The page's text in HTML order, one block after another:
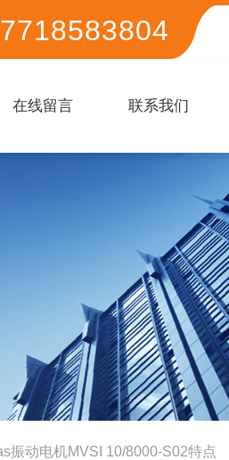
在线留言 联系我们
振动电机MVSI 10/8000-S02特点